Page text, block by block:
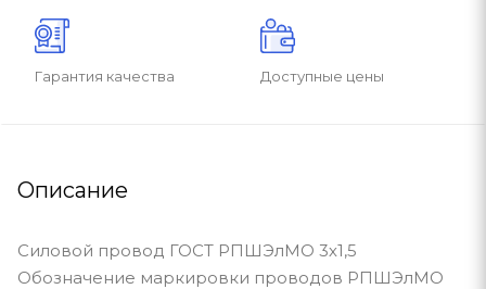
Гарантия качества Доступные цены
Описание
Силовой провод ГОСТ РПШЭлМО 3х1,5
Обозначение маркировки проводов РПШЭлМО